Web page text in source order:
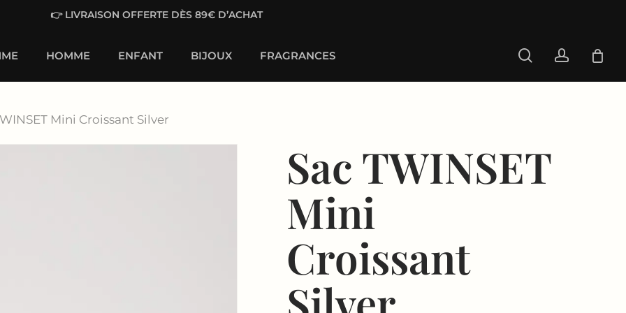
👉 LIVRAISON OFFERTE DÈS 89€ D’ACHAT
HOMME ENFANT BIJOUX FRAGRANCES searchaccount
Mini Croissant Silver
Sac TWINSET
Mini
Croissant